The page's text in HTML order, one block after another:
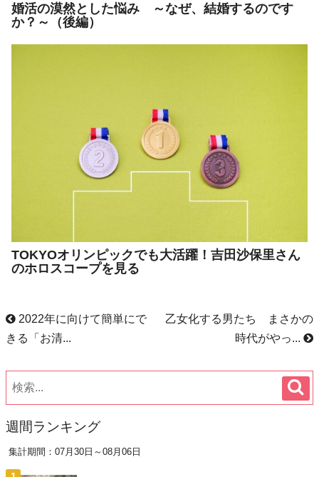
婚活の漠然とした悩み ～なぜ、結婚するのです
か？～（後編）
TOKYOオリンピックでも大活躍！吉田沙保里さん
のホロスコープを見る
2022年に向けて簡単にで
きる「お清...
乙女化する男たち まさかの
時代がやっ...
週間ランキング
集計期間：07月30日～08月06日